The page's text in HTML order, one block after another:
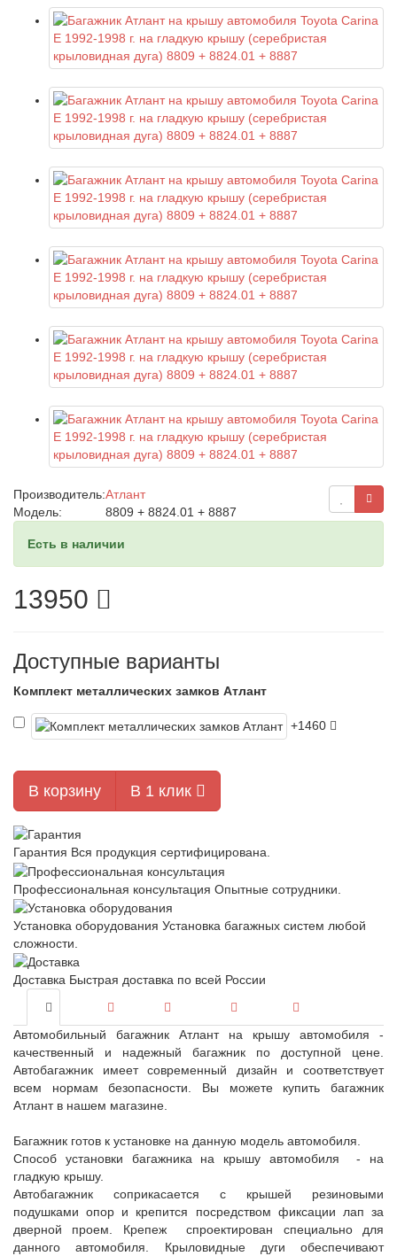
Производитель:Атлант
Модель:
8809 + 8824.01 + 8887
Есть в наличии
13950
Доступные варианты
Комплект металлических замков Атлант
+1460
В корзину В 1 клик
Гарантия Вся продукция сертифицирована.
Профессиональная консультация Опытные сотрудники.
Установка оборудования Установка багажных систем любой
сложности.
Доставка Быстрая доставка по всей России
Автомобильный багажник Атлант на крышу автомобиля -
качественный и надежный багажник по доступной цене.
Автобагажник имеет современный дизайн и соответствует
всем нормам безопасности. Вы можете купить багажник
Атлант в нашем магазине.
Багажник готов к установке на данную модель автомобиля.
Способ установки багажника на крышу автомобиля - на
гладкую крышу.
Автобагажник соприкасается с крышей резиновыми
подушками опор и крепится посредством фиксации лап за
дверной проем. Крепеж спроектирован специально для
данного автомобиля. Крыловидные дуги обеспечивают